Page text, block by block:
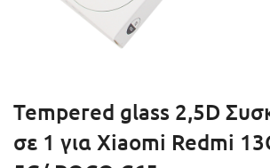
Tempered glass 2,5D
σε 1 για Xiaomi Redmi